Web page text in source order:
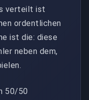
verteilt ist
ordentlichen
ist die: diese
neben dem,
50/50